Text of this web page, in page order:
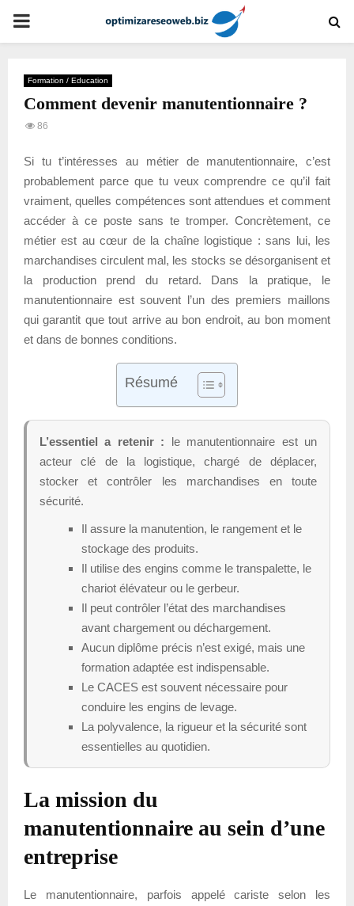
PRIMARY
Formation / Education
Comment devenir manutentionnaire ?
86
Si tu t’intéresses au métier de manutentionnaire, c’est
probablement parce que tu veux comprendre ce qu’il fait
vraiment, quelles compétences sont attendues et comment
accéder à ce poste sans te tromper. Concrètement, ce
métier est au cœur de la chaîne logistique : sans lui, les
marchandises circulent mal, les stocks se désorganisent et
la production prend du retard. Dans la pratique, le
manutentionnaire est souvent l’un des premiers maillons
qui garantit que tout arrive au bon endroit, au bon moment
et dans de bonnes conditions.
Résumé
L’essentiel a retenir : le manutentionnaire est un
acteur clé de la logistique, chargé de déplacer,
stocker et contrôler les marchandises en toute
sécurité.
Il assure la manutention, le rangement et le
stockage des produits.
Il utilise des engins comme le transpalette, le
chariot élévateur ou le gerbeur.
Il peut contrôler l’état des marchandises
avant chargement ou déchargement.
Aucun diplôme précis n’est exigé, mais une
formation adaptée est indispensable.
Le CACES est souvent nécessaire pour
conduire les engins de levage.
La polyvalence, la rigueur et la sécurité sont
essentielles au quotidien.
La mission du
manutentionnaire au sein d’une
entreprise
Le manutentionnaire, parfois appelé cariste selon les